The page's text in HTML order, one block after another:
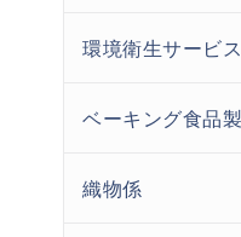
環境衛生サービ
ベーキング食品
織物係